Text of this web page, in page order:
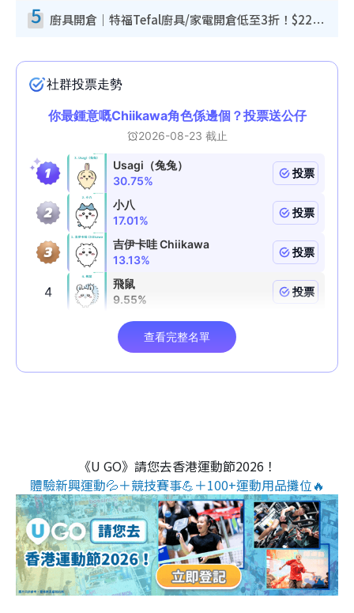
5 廚具開倉｜特福Tefal廚具/家電開倉低至3折！$220起買平底鍋/炒鑊/湯煲！電飯煲/吸塵機/燙斗$418起
《U GO》請您去香港運動節2026！
體驗新興運動💦＋競技賽事💪＋100+運動用品攤位🔥